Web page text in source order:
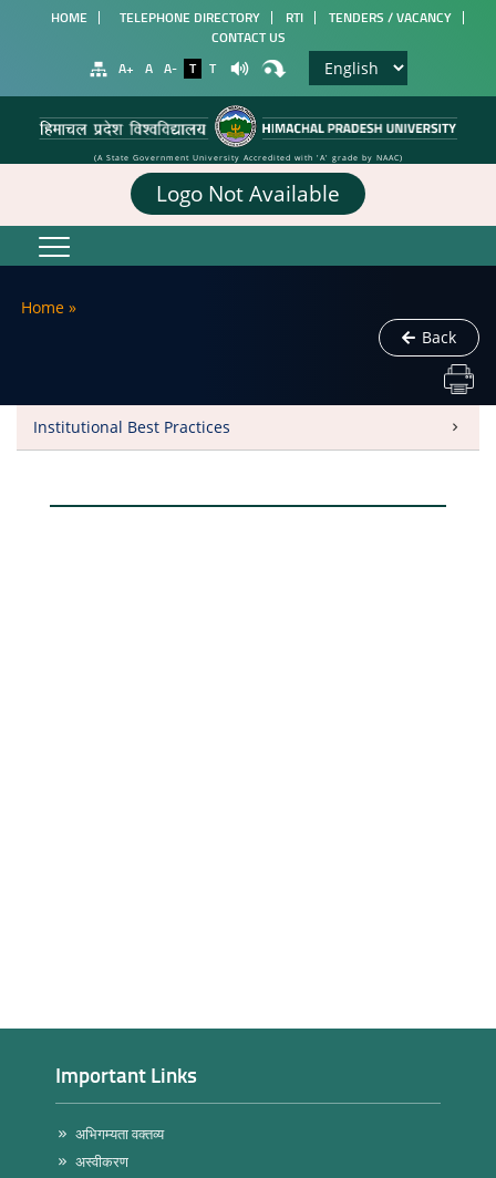
HOME TELEPHONE DIRECTORY RTI
TENDERS / VACANCY
CONTACT US
A+
A A- T T
(A State Government University Accredited with 'A' grade by NAAC)
Logo Not Available
Home »
Back
Institutional Best Practices
Important Links
अभिगम्यता वक्तव्य
अस्वीकरण